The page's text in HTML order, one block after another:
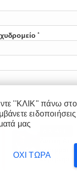
*
στρέμματα
to enhance
''ΚΛΙΚ'' πάνω
μας
ΟΧΙ ΤΩΡΑ